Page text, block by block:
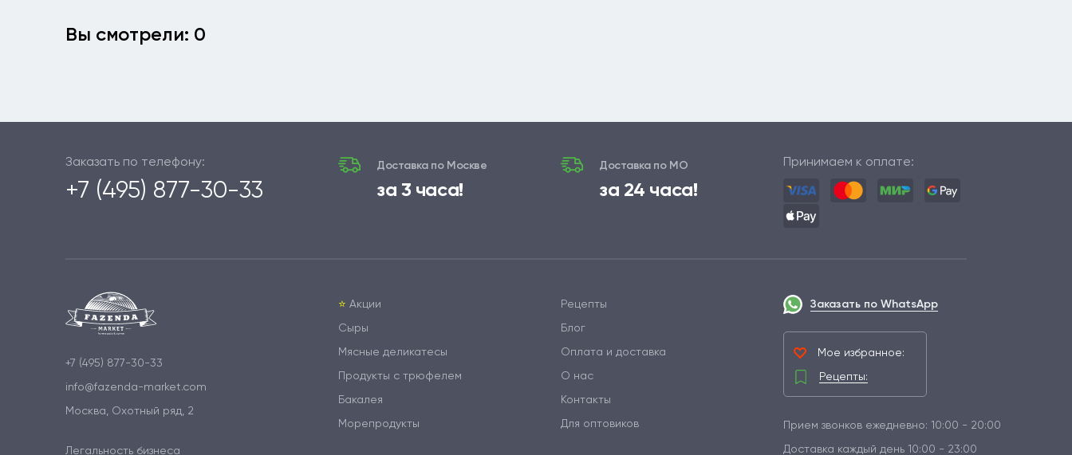
Вы смотрели: 0
Заказать по телефону:
+7 (495) 877-30-33
Доставка по Москве
за 3 часа!
Доставка по МО
за 24 часа!
Принимаем к оплате:
+7 (495) 877-30-33
info@fazenda-market.com
Москва, Охотный ряд, 2
Легальность бизнеса
⭐️ Акции
Сыры
Мясные деликатесы
Продукты с трюфелем
Бакалея
Морепродукты
Рецепты
Блог
Оплата и доставка
О нас
Контакты
Для оптовиков
Заказать по WhatsApp
Мое избранное:
Рецепты:
Прием звонков ежедневно: 10:00 - 20:00
Доставка каждый день 10:00 - 23:00